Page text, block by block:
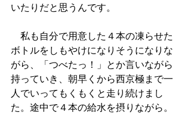
いたりだと思うんです。
私も自分で用意した４本の凍らせた
ボトルをしもやけになりそうになりな
がら、「つべたっ！」とか言いながら
持っていき、朝早くから西京極まで一
人でいってもくもくと走り続けまし
た。途中で４本の給水を摂りながら。